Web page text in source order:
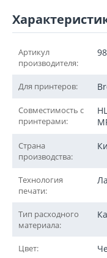
Артикул
производителя:
Для принтеров:
Совместимость с
принтерами:
Страна
производства:
Технология
печати:
Тип расходного
материала:
Цвет: